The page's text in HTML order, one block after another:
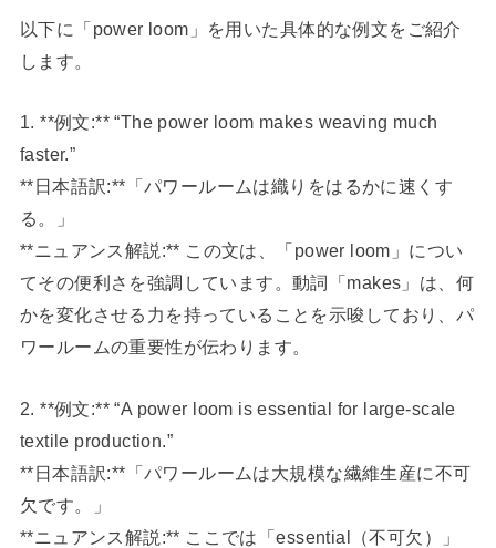
以下に「power loom」を用いた具体的な例文をご紹介
します。
1. **例文:** “The power loom makes weaving much
faster.”
**日本語訳:**「パワールームは織りをはるかに速くす
る。」
**ニュアンス解説:** この文は、「power loom」につい
てその便利さを強調しています。動詞「makes」は、何
かを変化させる力を持っていることを示唆しており、パ
ワールームの重要性が伝わります。
2. **例文:** “A power loom is essential for large-scale
textile production.”
**日本語訳:**「パワールームは大規模な繊維生産に不可
欠です。」
**ニュアンス解説:** ここでは「essential（不可欠）」